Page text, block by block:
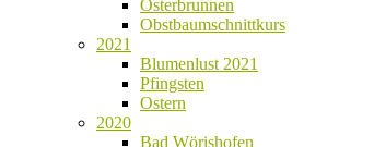
Osterbrunnen
Obstbaumschnittkurs
2021
Blumenlust 2021
Pfingsten
Ostern
2020
Bad Wörishofen